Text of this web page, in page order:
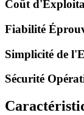
Coût
Fiabilité
Simplicité de
Sécurité